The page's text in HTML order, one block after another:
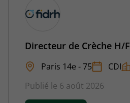
Directeur de Crèche H/F
Paris 14e - 75 CDI
Publié le 6 août 2026